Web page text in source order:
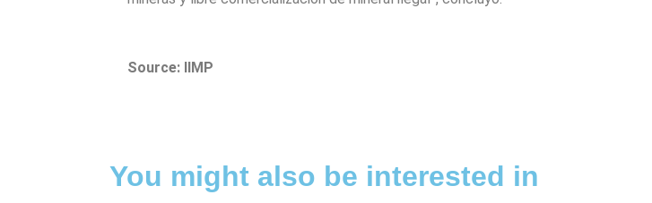
Source: IIMP
You might also be interested in